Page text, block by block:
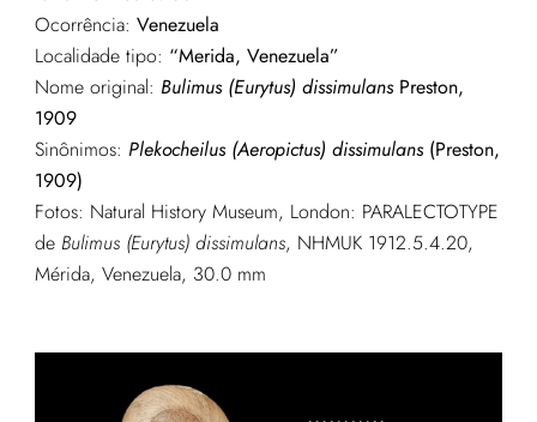
Ocorrência: Venezuela
Localidade tipo: “Merida, Venezuela”
Nome original: Bulimus (Eurytus) dissimulansPreston,
1909
Sinônimos: Plekocheilus (Aeropictus) dissimulans(Preston,
1909)
Fotos: Natural History Museum, London: PARALECTOTYPE
de Bulimus (Eurytus) dissimulans, NHMUK 1912.5.4.20,
Mérida, Venezuela, 30.0 mm